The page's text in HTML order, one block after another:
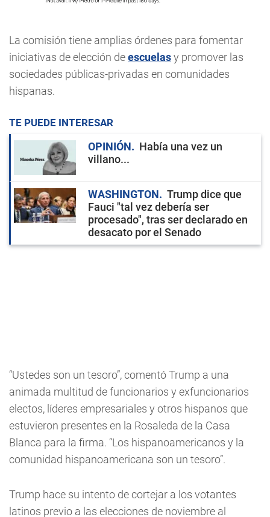
La comisión tiene amplias órdenes para fomentar
iniciativas de elección deescuelasy promover las
sociedades públicas-privadas en comunidades
hispanas.
TE PUEDE INTERESAR
OPINIÓN
Había una vez un
villano...
WASHINGTON
Trump dice que
Fauci "tal vez debería ser
procesado", tras ser declarado en
desacato por el Senado
“Ustedes son un tesoro”, comentó Trump a una
animada multitud de funcionarios y exfuncionarios
electos, líderes empresariales y otros hispanos que
estuvieron presentes en la Rosaleda de la Casa
Blanca para la firma. “Los hispanoamericanos y la
comunidad hispanoamericana son un tesoro”.
Trump hace su intento de cortejar a los votantes
latinos previo a las elecciones de noviembre al